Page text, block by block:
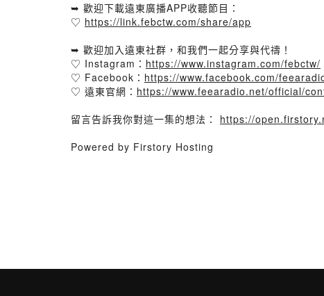
➥ 歡迎下載遠東廣播APP收聽節目：
♡ https://link.febctw.com/share/app
➥ 歡迎加入遠東社群，和我們一起分享與代禱！
♡ Instagram： https://www.instagram.com/febctw/
♡ Facebook： https://www.facebook.com/
♡ 遠東官網： https://www.feearadio.net/official/
留言告訴我你對這一集的想法： https://
Powered by Firstory Hosting